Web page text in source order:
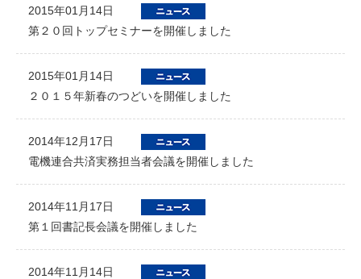
2015年01月14日
第２０回トップセミナーを開催しました
2015年01月14日
２０１５年新春のつどいを開催しました
2014年12月17日
電機連合共済実務担当者会議を開催しました
2014年11月17日
第１回書記長会議を開催しました
2014年11月14日